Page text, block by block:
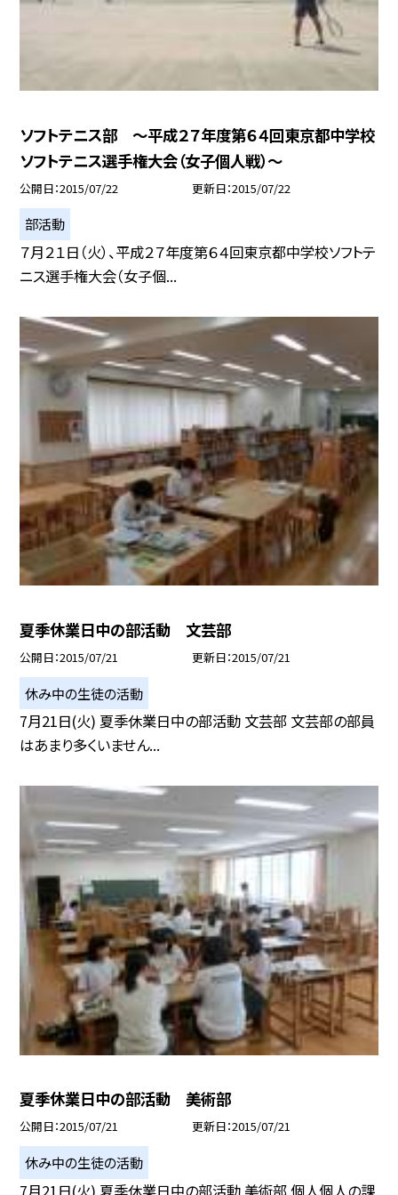
ソフトテニス部 〜平成２７年度第６４回東京都中学校
ソフトテニス選手権大会（女子個人戦）〜
公開日 2015/07/22 更新日 2015/07/22
部活動
７月２１日（火）、平成２７年度第６４回東京都中学校ソフトテ
ニス選手権大会（女子個...
夏季休業日中の部活動 文芸部
公開日 2015/07/21 更新日 2015/07/21
休み中の生徒の活動
7月21日(火) 夏季休業日中の部活動 文芸部 文芸部の部員
はあまり多くいません...
夏季休業日中の部活動 美術部
公開日 2015/07/21 更新日 2015/07/21
休み中の生徒の活動
7月21日(火) 夏季休業日中の部活動 美術部 個人個人の課